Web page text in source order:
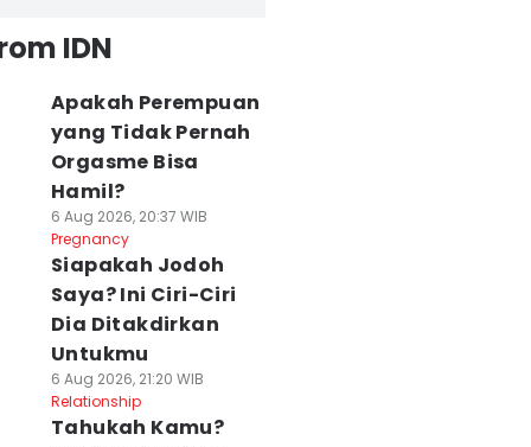
IDN
Apakah Perempuan
yang Tidak Pernah
Orgasme Bisa
Hamil?
6 Aug 2026, 20:37 WIB
Pregnancy
Siapakah Jodoh
Saya? Ini Ciri-Ciri
Dia Ditakdirkan
Untukmu
6 Aug 2026, 21:20 WIB
Relationship
Tahukah Kamu?